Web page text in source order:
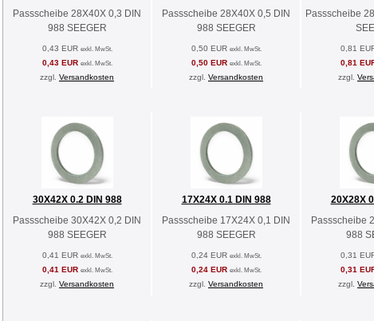
Passscheibe 28X40X 0,3 DIN
988 SEEGER
0,43 EUR exkl. MwSt.
0,43 EUR exkl. MwSt.
zzgl. Versandkosten
Passscheibe 28X40X 0,5 DIN
988 SEEGER
0,50 EUR exkl. MwSt.
0,50 EUR exkl. MwSt.
zzgl. Versandkosten
Passscheibe
0,81
0,81
zzgl.
30X42X 0.2 DIN 988
Passscheibe 30X42X 0,2 DIN
988 SEEGER
0,41 EUR exkl. MwSt.
0,41 EUR exkl. MwSt.
zzgl. Versandkosten
17X24X 0.1 DIN 988
Passscheibe 17X24X 0,1 DIN
988 SEEGER
0,24 EUR exkl. MwSt.
0,24 EUR exkl. MwSt.
zzgl. Versandkosten
20X28X
Passscheibe
988
0,31
0,31
zzgl.